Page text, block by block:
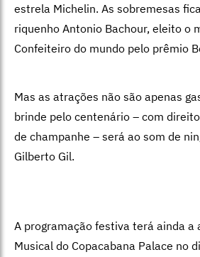
estrela Michelin. As sobremesas
riquenho Antonio Bachour, eleito o
Confeiteiro do mundo pelo prêmio
Mas as atrações não são apenas
brinde pelo centenário – com
de champanhe – será ao som de
Gilberto Gil.
A programação festiva terá ainda a
Musical do Copacabana Palace no